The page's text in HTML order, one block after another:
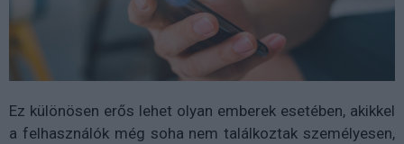
Ez különösen erős lehet olyan emberek esetében, akikkel
a felhasználók még soha nem találkoztak személyesen,